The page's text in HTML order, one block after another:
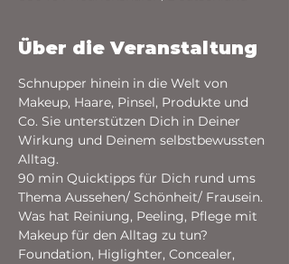
Über die Veranstaltung
Schnupper hinein in die Welt von
Makeup, Haare, Pinsel, Produkte und
Co. Sie unterstützen Dich in Deiner
Wirkung und Deinem selbstbewussten
Alltag.
90 min Quicktipps für Dich rund ums
Thema Aussehen/ Schönheit/ Frausein.
Was hat Reiniung, Peeling, Pflege mit
Makeup für den Alltag zu tun?
Foundation, Higlighter, Concealer,